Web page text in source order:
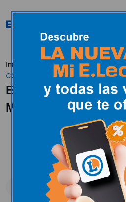
Inicio Actualidad Uncategorized
CON MANOS UNIDAS
E.LECLERC
MANOS UNIDAS
Uncategorized